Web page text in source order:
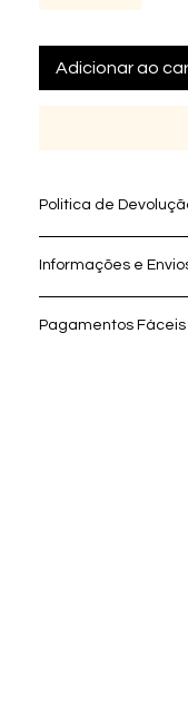
Adicionar ao
Politica de
Para mais
devoluções!
Informações e
superiores a 49.99€!
Pagamentos